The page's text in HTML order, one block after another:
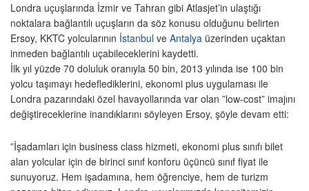
Londra uçuşlarında İzmir ve Tahran gibi Atlasjet’in ulaştığı
noktalara bağlantılı uçuşların da söz konusu olduğunu belirten
Ersoy, KKTC yolcularının İstanbul ve Antalya üzerinden uçaktan
inmeden bağlantılı uçabileceklerini kaydetti.
İlk yıl yüzde 70 doluluk oranıyla 50 bin, 2013 yılında ise 100 bin
yolcu taşımayı hedeflediklerini, ekonomi plus uygulaması ile
Londra pazarındaki özel havayollarında var olan ”low-cost” imajını
değiştireceklerine inandıklarını söyleyen Ersoy, şöyle devam etti:
”İşadamları için business class hizmeti, ekonomi plus sınıfı bilet
alan yolcular için de birinci sınıf konforu üçüncü sınıf fiyat ile
sunuyoruz. Hem işadamına, hem öğrenciye, hem de turizm